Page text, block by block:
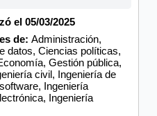
el 05/03/2025
de: Administración,
datos, Ciencias políticas,
Gestión pública,
civil, Ingeniería de
Ingeniería
Ingeniería